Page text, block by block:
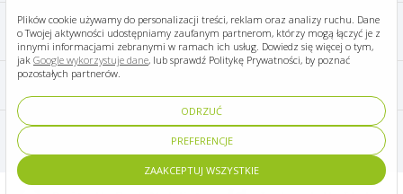
Plików cookie używamy do personalizacji treści, reklam oraz analizy ruchu. Dane
o Twojej aktywności udostępniamy zaufanym partnerom, którzy mogą łączyć je z
innymi informacjami zebranymi w ramach ich usług. Dowiedz się więcej o tym,
jak Google wykorzystuje dane, lub sprawdź Politykę Prywatności, by poznać
pozostałych partnerów.
ODRZUĆ
PREFERENCJE
ZAAKCEPTUJ WSZYSTKIE
Mazury Travel © 2026
Polityka prywatności